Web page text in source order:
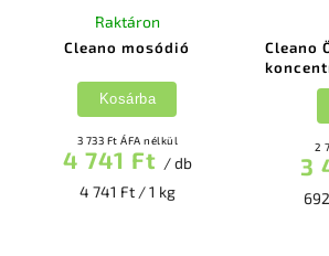
Cleano mosódió
Raktáron
3 733 Ft ÁFA nélkül
4 741 Ft / db
4 741 Ft / 1 kg
Kosárba
Cleano
2
3